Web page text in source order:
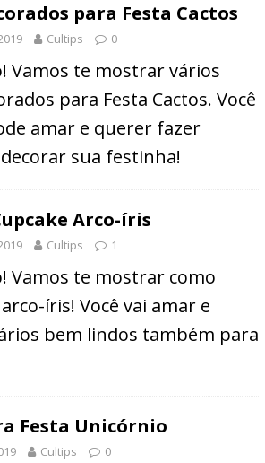
para Festa Cactos
Cultips 0
Vamos te mostrar vários
para Festa Cactos. Você
amar e querer fazer
sua festinha!
Arco-íris
Cultips 1
Vamos te mostrar como
íris! Você vai amar e
bem lindos também para
Festa Unicórnio
Cultips 0